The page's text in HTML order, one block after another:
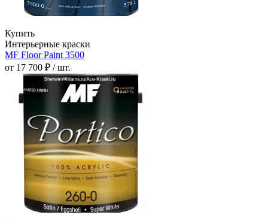
Купить
Интерьерные краски
MF Floor Paint 3500
от 17 700 ₽ / шт.